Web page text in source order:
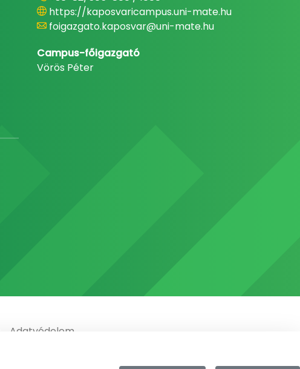
https://kaposvaricampus.uni-mate.hu
foigazgato.kaposvar@uni-mate.hu
Campus-főigazgató
Vörös Péter
Adatvédelem